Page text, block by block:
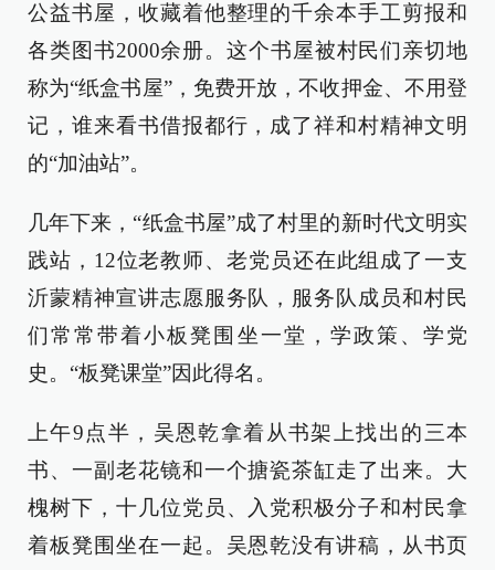
公益书屋，收藏着他整理的千余本手工剪报和
各类图书2000余册。这个书屋被村民们亲切地
称为“纸盒书屋”，免费开放，不收押金、不用登
记，谁来看书借报都行，成了祥和村精神文明
的“加油站”。
几年下来，“纸盒书屋”成了村里的新时代文明实
践站，12位老教师、老党员还在此组成了一支
沂蒙精神宣讲志愿服务队，服务队成员和村民
们常常带着小板凳围坐一堂，学政策、学党
史。“板凳课堂”因此得名。
上午9点半，吴恩乾拿着从书架上找出的三本
书、一副老花镜和一个搪瓷茶缸走了出来。大
槐树下，十几位党员、入党积极分子和村民拿
着板凳围坐在一起。吴恩乾没有讲稿，从书页